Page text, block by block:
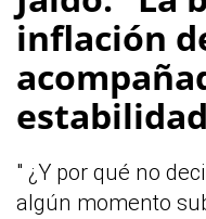
inflación
" ¿Y por qué no
algún momento